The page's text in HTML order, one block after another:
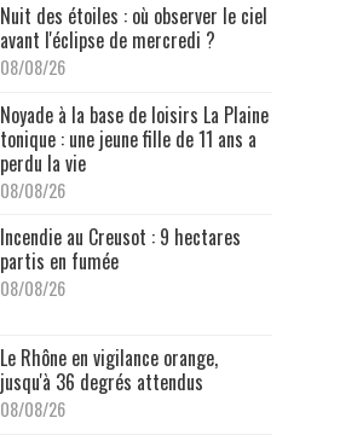
Nuit des étoiles : où observer le ciel
avant l'éclipse de mercredi ?
08/08/26
Noyade à la base de loisirs La Plaine
tonique : une jeune fille de 11 ans a
perdu la vie
08/08/26
Incendie au Creusot : 9 hectares
partis en fumée
08/08/26
Le Rhône en vigilance orange,
jusqu'à 36 degrés attendus
08/08/26